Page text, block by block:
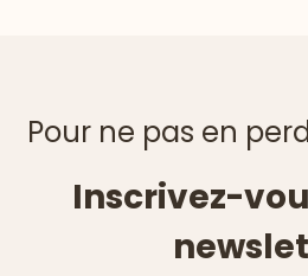
Pour ne pas en
Inscrivez-